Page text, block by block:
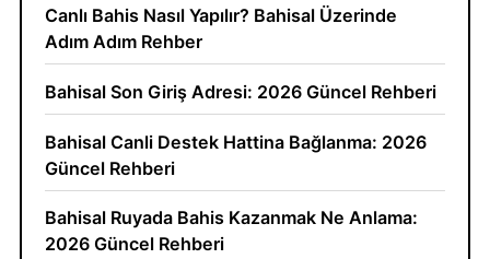
Canlı Bahis Nasıl Yapılır? Bahisal Üzerinde
Adım Adım Rehber
Bahisal Son Giriş Adresi: 2026 Güncel Rehberi
Bahisal Canli Destek Hattina Bağlanma: 2026
Güncel Rehberi
Bahisal Ruyada Bahis Kazanmak Ne Anlama:
2026 Güncel Rehberi